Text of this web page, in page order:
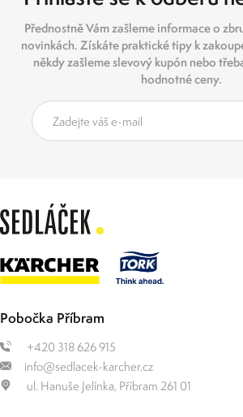
Přednostně Vám zašleme informace o
novinkách. Získáte praktické tipy k
někdy zašleme slevový kupón nebo
hodnotné ceny.
Pobočka Příbram
+420 318 626 915
info@sedlacek-karcher.cz
ul. Hanuše Jelínka, Příbram 261 01